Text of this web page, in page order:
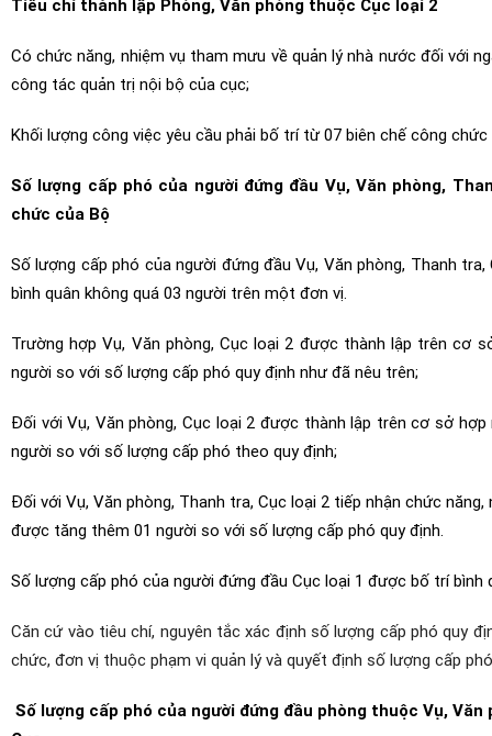
Có chức năng, nhiệm vụ tham mưu về quản lý nhà nước đối với
công tác quản trị nội bộ của cục;
Khối lượng công việc yêu cầu phải bố trí từ 07 biên chế công
Số lượng cấp phó của người đứng đầu Vụ, Văn phòng,
chức của Bộ
Số lượng cấp phó của người đứng đầu Vụ, Văn phòng, Thanh
bình quân không quá 03 người trên một đơn vị.
Trường hợp Vụ, Văn phòng, Cục loại 2 được thành lập trên
người so với số lượng cấp phó quy định như đã nêu trên;
Đối với Vụ, Văn phòng, Cục loại 2 được thành lập trên cơ sở
người so với số lượng cấp phó theo quy định;
Đối với Vụ, Văn phòng, Thanh tra, Cục loại 2 tiếp nhận chức
được tăng thêm 01 người so với số lượng cấp phó quy định.
Số lượng cấp phó của người đứng đầu Cục loại 1 được bố trí
Căn cứ vào tiêu chí, nguyên tắc xác định số lượng cấp phó quy
chức, đơn vị thuộc phạm vi quản lý và quyết định số lượng cấp
Số lượng cấp phó của người đứng đầu phòng thuộc Vụ,